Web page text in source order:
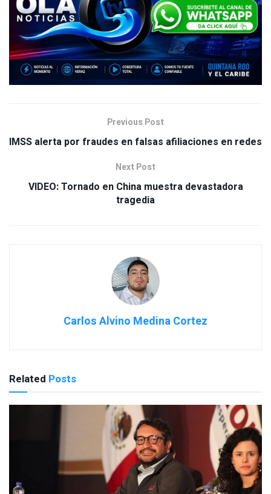
Previous Post
IMSS alerta por fraudes en falsas afiliaciones en redes
Next Post
VIDEO: Tornado en China muestra devastadora
tragedia
Carlos Alvino Medina Cortez
Related Posts